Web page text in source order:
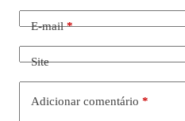
E-mail*
Site
Adicionar comentário *